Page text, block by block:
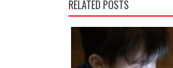
RELATED POSTS